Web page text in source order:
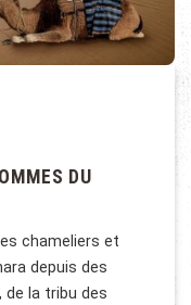
DU
chameliers et
depuis des
de la tribu des